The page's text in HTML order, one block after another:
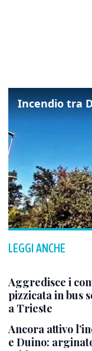
LEGGI ANCHE
Aggredisce i
pizzicata in bus
a Trieste
Ancora attivo
e Duino: